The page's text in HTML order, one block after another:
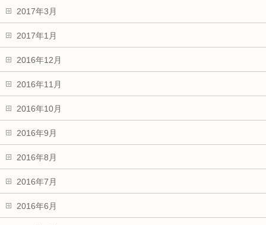
2017年3月
2017年1月
2016年12月
2016年11月
2016年10月
2016年9月
2016年8月
2016年7月
2016年6月